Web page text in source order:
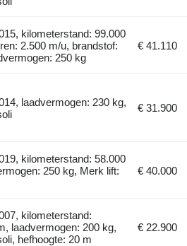
kilometerstand: 99.000
2.500 m/u, brandstof:
250 kg
€ 41.110
laadvermogen: 230 kg,
€ 31.900
kilometerstand: 58.000
250 kg, Merk lift:
€ 40.000
kilometerstand:
laadvermogen: 200 kg,
hefhoogte: 20 m
€ 22.900